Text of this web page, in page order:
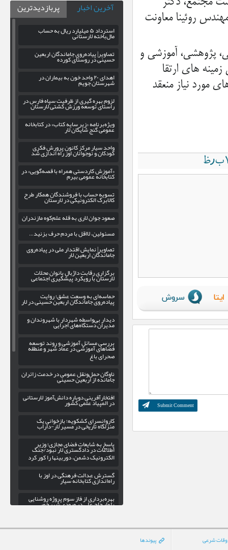
روئینا معاونت
پژوهشی، آموزشی و
های ارتقا
مورد نیاز منعقد
آخرین اخبار پربازدیدترین
استرداد ۵ میلیارد ریال به حسابمال‌باخته لارستانی
تصاویر| پیاده‌روی جاماندگان اربعین
حسینی در روستای کورده
اهدای ۲۰ واحد خون به بیماران درشهرستان جویم
لزوم بهره‌ گیری از ظرفیت سپاه فارس در
راستای توسعه ورزش کشتی لارستان
ویژه‌برنامه «زیر سایه کتاب» در کتابخانه
عمومی گنج شایگان لار
واحد سیار مرکز کانون پرورش فکری
کودکان و نوجوانان اوز راه اندازی شد
«آموزش کاردستی همراه با قصه‌گویی» در
کتابخانه عمومی بیرم
تسویه حساب با فروشندگان همکار طرح
کالابرگ الکترونیکی در لارستان
صعود جوان لاری به قله علم‌کوه مازندران
مسئولین، لااقل با مردم حرف بزنید…
تصاویر| نمایش اقتدار ملی در پیاده‌روی
جاماندگان اربعین لار
برگزاری رقابت داژبال بانوان محلات
لارستان با رویکرد پیشگیری اجتماعی
حماسه‌ای به وسعت عشق؛ روایت
پیاده‌روی جاماندگان اربعین حسینی در لار
دیدار بی‌واسطه شهردار با شهروندان و
مدیران دستگاه‌های اجرایی
بررسی مسائل آموزشی و روند توسعه
فضاهای آموزشی در عماد شهر و منطقه
صحرای باغ
ناوگان حمل‌ونقل عمومی در خدمت زائران
جامانده از اربعین حسینی
افتخارآفرینی دوباره دانش‌آموز لارستانی
در المپیاد علمی کشور
کاروانسرای کشکویه؛ بازخوانی یک
منزلگاه تاریخی در مسیر لار-داراب
پاسخ به شایعات فضای مجازی؛ وزیر
اطلاعات در دادگستری لار نبود/جنگ
الکترونیک دشمن، دوربینها را کور کرد
گسترش عدالت فرهنگی در اوز با
راه‌اندازی کتابخانه سیار
بهره‌برداری از فاز سوم پروژه روشنایی
بلوار حاج علی در ورودی شهر خور
برگزار می‌شود
شرعی پیوندها